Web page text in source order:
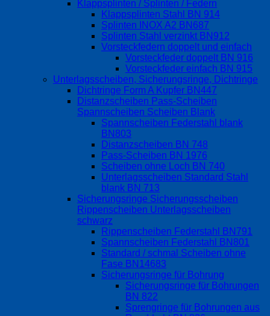
Klappsplinten / Splinten / Federn
Klappsplinten Stahl BN 914
Splinten INOX A2 BN687
Splinten Stahl verzinkt BN912
Vorsteckfedern doppelt und einfach
Vorsteckfeder doppelt BN 916
Vorsteckfeder einfach BN 915
Unterlagsscheiben, Sicherungsringe, Dichtringe
Dichtringe Form A Kupfer BN447
Distanzscheiben Pass-Scheiben
Spannscheiben Scheiben Blank
Spannscheiben Federstahl blank
BN803
Distanzscheiben BN 748
Pass-Scheiben BN 1976
Scheiben ohne Loch BN 740
Unterlagsscheiben Standard Stahl
blank BN 713
Sicherungsringe Sicherungsscheiben
Rippenscheiben Unterlagsscheiben
schwarz
Rippenscheiben Federstahl BN791
Spannscheiben Federstahl BN801
Standard / schmal Scheiben ohne
Fase BN14683
Sicherungsringe für Bohrung
Sicherungsringe für Bohrungen
BN 822
Sprengringe für Bohrungen aus